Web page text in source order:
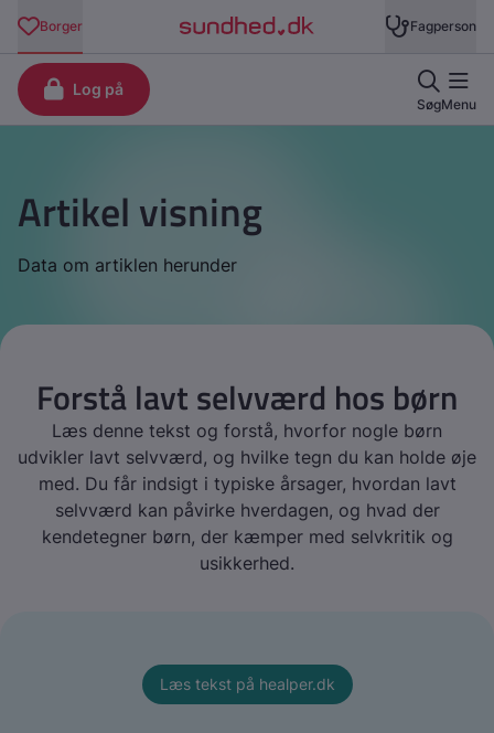
Artikel visning
Data om artiklen herunder
Forstå lavt selvværd hos børn
Læs denne tekst og forstå, hvorfor nogle børn
udvikler lavt selvværd, og hvilke tegn du kan holde øje
med. Du får indsigt i typiske årsager, hvordan lavt
selvværd kan påvirke hverdagen, og hvad der
kendetegner børn, der kæmper med selvkritik og
usikkerhed.
Læs tekst på healper.dk